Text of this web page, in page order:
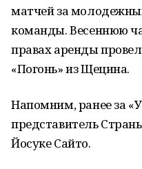
матчей за
команды. Весеннюю
правах аренды
«Погонь» из Щецина.
Напомним, ранее за
представитель
Йосуке Сайто.